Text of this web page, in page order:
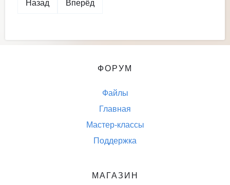
Назад Вперёд
ФОРУМ
Файлы
Главная
Мастер-классы
Поддержка
МАГАЗИН